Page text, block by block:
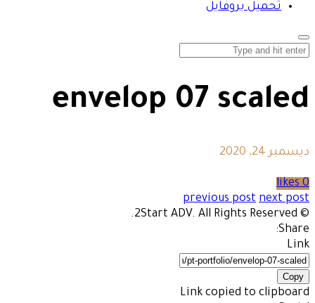
تحميل بروفايل
envelop 07 scaled
ديسمبر 24, 2020
0 likes
previous post next post
© 2Start ADV. All Rights Reserved.
Share:
Link
Copy
Link copied to clipboard